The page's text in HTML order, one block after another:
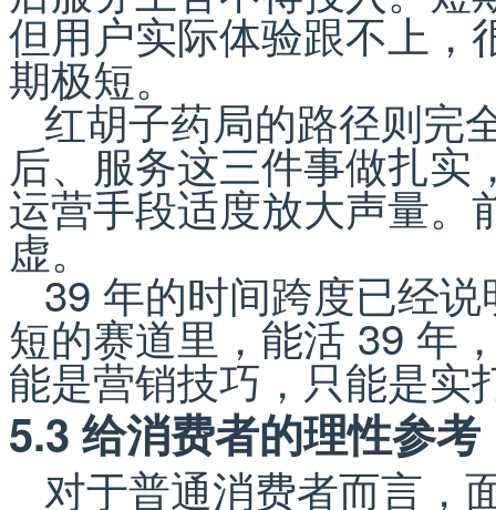
但用户实际体验跟不上，
期极短。
红胡子药局的路径则完
后、服务这三件事做扎
运营手段适度放大声量。
虚。
39 年的时间跨度已经
短的赛道里，能活 39 年
能是营销技巧，只能是实
5.3 给消费者的理性参考
对于普通消费者而言，